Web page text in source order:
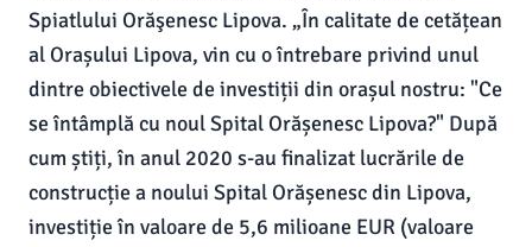
Spiatlului Orăşenesc Lipova. „În calitate de cetățean
al Orașului Lipova, vin cu o întrebare privind unul
dintre obiectivele de investiții din orașul nostru: "Ce
se întâmplă cu noul Spital Orășenesc Lipova?" După
cum știți, în anul 2020 s-au finalizat lucrările de
construcție a noului Spital Orășenesc din Lipova,
investiție în valoare de 5,6 milioane EUR (valoare